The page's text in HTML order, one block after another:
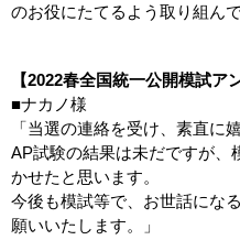
のお役にたてるよう取り組ん
【2022春全国統一公開模試ア
■ナカノ様
「当選の連絡を受け、素直に
AP試験の結果は未だですが、
かせたと思います。
今後も模試等で、お世話にな
願いいたします。」